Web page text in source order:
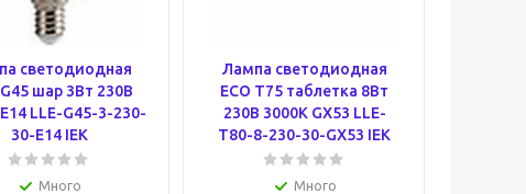
светодиодная
G45 шар 3Вт 230В
LLE-G45-3-230-
30-E14 IEK
Много
Лампа светодиодная
ECO T75 таблетка 8Вт
230В 3000К GX53 LLE-
T80-8-230-30-GX53 IEK
Много